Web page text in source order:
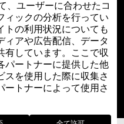
、ユーザーに合わせたコ
ィックの分析を行ってい
トの利用状況についても
ィアや広告配信、データ
有しています。ここで収
パートナーに提供した他
スを使用した際に収集さ
ートナーによって使用さ